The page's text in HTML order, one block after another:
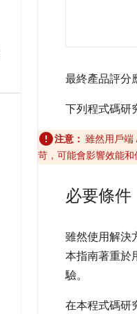
最終產品評分
下列程式碼研
注意： 雖然用戶端
苛，可能會影響效能
必要條件
雖然使用解決
本指南著重於
驗。
在本程式碼研